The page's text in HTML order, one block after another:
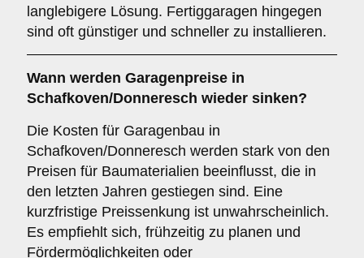
langlebigere Lösung. Fertiggaragen hingegen
sind oft günstiger und schneller zu installieren.
Wann werden Garagenpreise in
Schafkoven/Donneresch wieder sinken?
Die Kosten für Garagenbau in
Schafkoven/Donneresch werden stark von den
Preisen für Baumaterialien beeinflusst, die in
den letzten Jahren gestiegen sind. Eine
kurzfristige Preissenkung ist unwahrscheinlich.
Es empfiehlt sich, frühzeitig zu planen und
Fördermöglichkeiten oder